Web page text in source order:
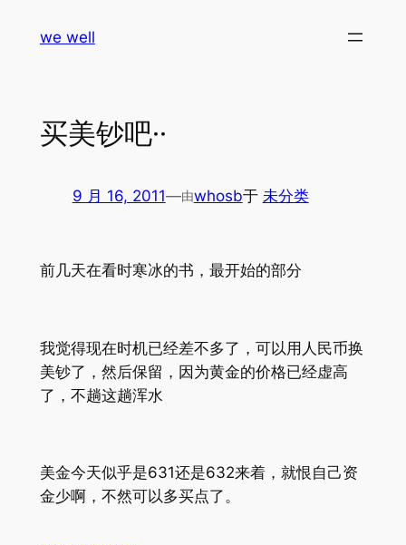
we well
买美钞吧··
9 月 16, 2011—由whosb于 未分类
前几天在看时寒冰的书，最开始的部分
我觉得现在时机已经差不多了，可以用人民币换
美钞了，然后保留，因为黄金的价格已经虚高
了，不趟这趟浑水
美金今天似乎是631还是632来着，就恨自己资
金少啊，不然可以多买点了。